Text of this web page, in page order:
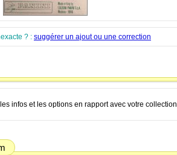
? : suggérer un ajout ou une correction
infos et les options en rapport avec votre collection